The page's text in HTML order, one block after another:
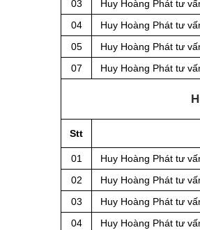
03
Huy Hoàng Phát tư
04
Huy Hoàng Phát tư
05
Huy Hoàng Phát tư
07
Huy Hoàng Phát tư
Stt
01 Huy Hoàng Phát tư
02
Huy Hoàng Phát tư
03
Huy Hoàng Phát tư
04
Huy Hoàng Phát tư